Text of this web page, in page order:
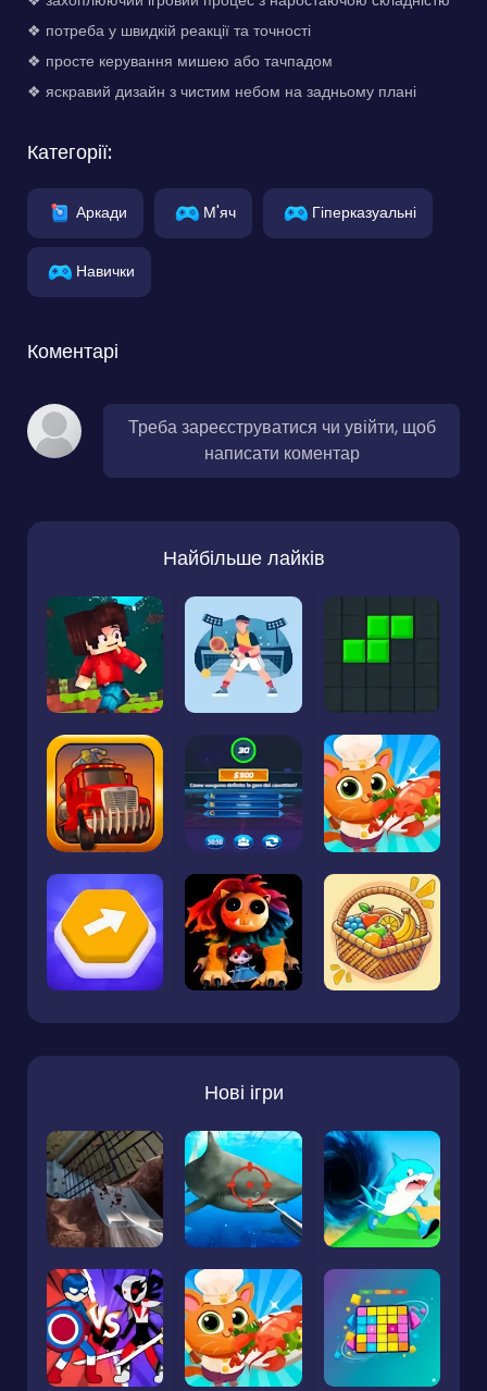
❖ потреба у швидкій реакції та точності
❖ просте керування мишею або тачпадом
❖ яскравий дизайн з чистим небом на задньому плані
Категорії:
Аркади М'яч Гіперказуальні
Навички
Коментарі
Треба зареєструватися чи увійти, щоб
написати коментар
Найбільше лайків
Нові ігри